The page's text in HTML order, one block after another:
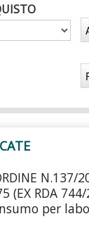
N.137/
(EX RDA
per